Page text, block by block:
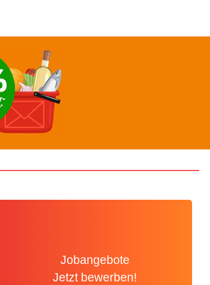
Jobangebote
Jetzt bewerben!